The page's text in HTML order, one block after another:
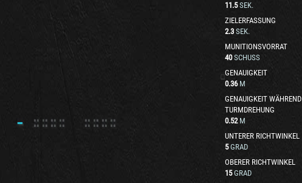
11.5 SEK.
ZIELERFASSUNG
2.3 SEK.
MUNITIONSVORRAT
40 SCHUSS
GENAUIGKEIT
0.36 M
GENAUIGKEIT WÄHREND
TURMDREHUNG
0.52 M
UNTERER RICHTWINKEL
5 GRAD
OBERER RICHTWINKEL
15 GRAD